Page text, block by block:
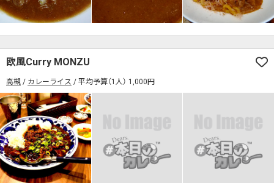
欧風Curry MONZU
高槻 カレーライス 平均予算（1人） 1,000円